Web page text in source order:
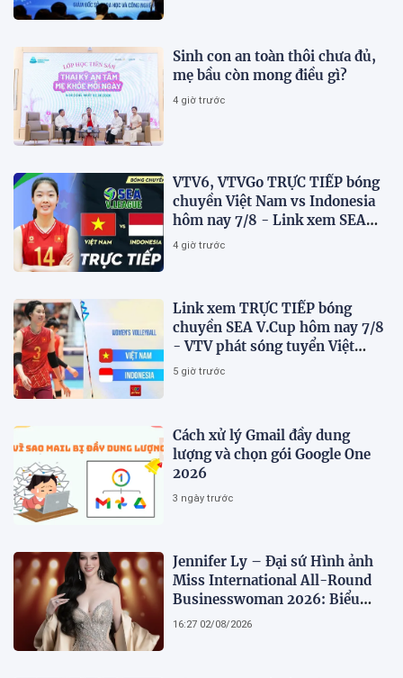
Sinh con an toàn thôi chưa đủ,
mẹ bầu còn mong điều gì?
4 giờ trước
VTV6, VTVGo TRỰC TIẾP bóng
chuyền Việt Nam vs Indonesia
hôm nay 7/8 - Link xem SEA
V.Cup 2026 mới nhất
4 giờ trước
Link xem TRỰC TIẾP bóng
chuyền SEA V.Cup hôm nay 7/8
- VTV phát sóng tuyển Việt
Nam đấu Indonesia
5 giờ trước
Cách xử lý Gmail đầy dung
lượng và chọn gói Google One
2026
3 ngày trước
Jennifer Ly – Đại sứ Hình ảnh
Miss International All-Round
Businesswoman 2026: Biểu
tượng của nhan sắc, trí tuệ và
16:27 02/08/2026